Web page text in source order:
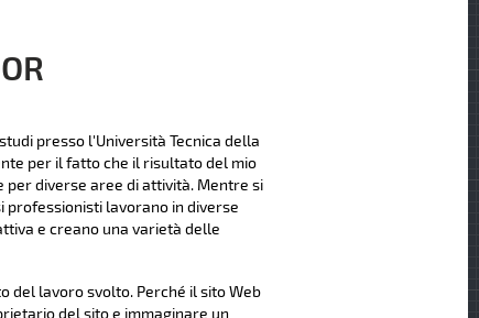
presso l'Università Tecnica della
per il fatto che il risultato del mio
diverse aree di attività. Mentre si
professionisti lavorano in diverse
e creano una varietà delle
del lavoro svolto. Perché il sito Web
del sito e immaginare un